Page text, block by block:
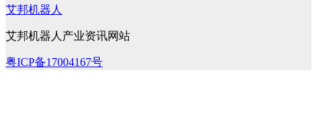
艾邦机器人
艾邦机器人产业资讯网站
粤ICP备17004167号